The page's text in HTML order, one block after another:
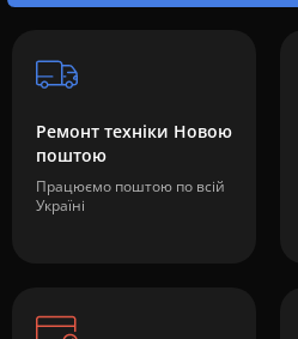
Ремонт техніки Новою
поштою
Працюємо поштою по всій
Україні